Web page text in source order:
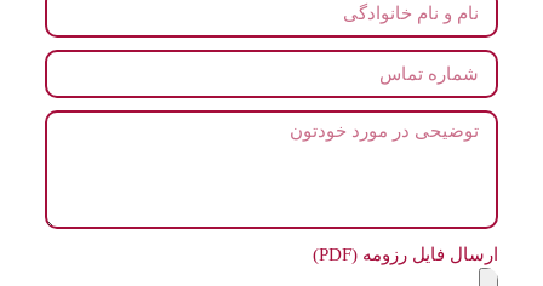
ارسال فایل رزومه (PDF)